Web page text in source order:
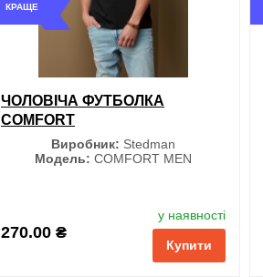
КРАЩЕ
ЧОЛОВІЧА ФУТБОЛКА
COMFORT
Виробник: Stedman
Модель: COMFORT MEN
270.00 ₴
у наявності
Купити